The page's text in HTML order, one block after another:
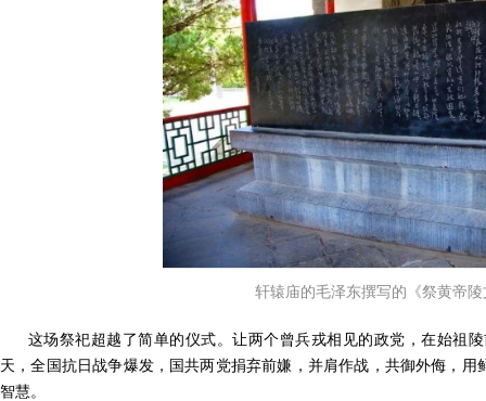
轩辕庙的毛泽东撰写的《祭黄帝
这场祭祀超越了简单的仪式。让两个曾兵戎相见的政党，在始祖
天，全国抗日战争爆发，国共两党捐弃前嫌，并肩作战，共御外侮，用
智慧。